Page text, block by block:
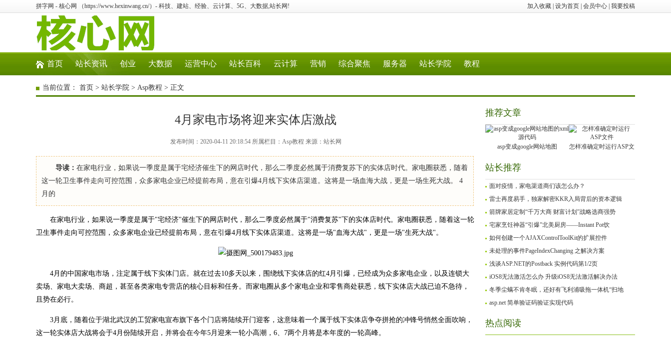
加入收藏 设为首页 会员中心 我要投稿
拼字网 - 核心网 （https://www.hexinwang.cn/）- 科技、建站、经验、云计算、5G、大数据,站长网!
首页 站长资讯 创业 大数据 运营中心 站长百科 云计算 营销 综合聚焦 服务器 站长学院 教程
当前位置： 首页 > 站长学院 > Asp教程 > 正文
4月家电市场将迎来实体店激战
发布时间：2020-04-11 20:18:54 所属栏目：Asp教程 来源：站长网
导读： 在家电行业，如果说一季度是属于宅经济催生下的网店时代，那么二季度必然属于消费复苏下的实体店时代。家电圈获悉，随着
这一轮卫生事件走向可控范围，众多家电企业已经提前布局，意在引爆4月线下实体店渠道。这将是一场血海大战，更是一场生死大战。 4
月的
在家电行业，如果说一季度是属于"宅经济"催生下的网店时代，那么二季度必然属于"消费复苏"下的实体店时代。家电圈获悉，随着这一轮
卫生事件走向可控范围，众多家电企业已经提前布局，意在引爆4月线下实体店渠道。这将是一场"血海大战"，更是一场"生死大战"。
4月的中国家电市场，注定属于线下实体门店。就在过去10多天以来，围绕线下实体店的红4月引爆，已经成为众多家电企业，以及连锁大
卖场、家电大卖场、商超，甚至各类家电专营店的核心目标和任务。而家电圈从多个家电企业和零售商处获悉，线下实体店大战已迫不急待，
且势在必行。
3月底，随着位于湖北武汉的工贸家电宣布旗下各个门店将陆续开门迎客，这意味着一个属于线下实体店争夺拼抢的冲锋号悄然全面吹响，
这一轮实体店大战将会于4月份陆续开启，并将会在今年5月迎来一轮小高潮，6、7两个月将是本年度的一轮高峰。
推荐文章
asp变成google网站地图 怎样准确定时运行ASP文
站长推荐
面对疫情，家电渠道商们该怎么办？
雷士再度易手，独家解密KKR入局背后的资本逻辑
箭牌家居定制“千万大商 财富计划”战略选商强势
宅家烹饪神器“引爆”北美厨房——Instant Pot饮
如何创建一个AJAXControlToolKit的扩展控件
未处理的事件PageIndexChanging 之解决方案
浅谈ASP.NET的Postback 实例代码第1/2页
iOS8无法激活怎么办 升级iOS8无法激活解决办法
冬季尘螨不肯冬眠，还好有飞利浦吸拖一体机“扫地
asp.net 简单验证码验证实现代码
热点阅读